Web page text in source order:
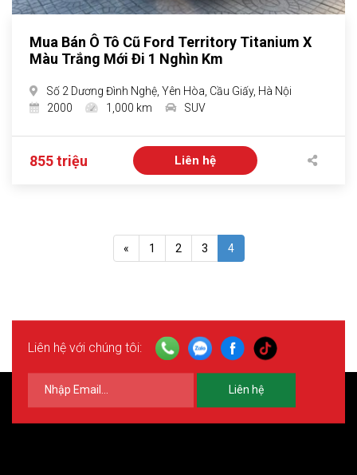
Mua Bán Ô Tô Cũ Ford Territory Titanium X
Màu Trắng Mới Đi 1 Nghìn Km
Số 2 Dương Đình Nghệ, Yên Hòa, Cầu Giấy, Hà Nội
2000
1,000 km SUV
855 triệu Liên hệ
« 1 2 3 4
Liên hệ với chúng tôi:
Liên hệ